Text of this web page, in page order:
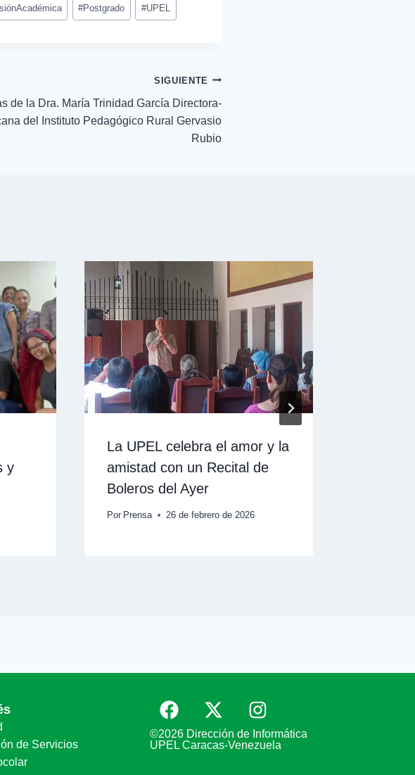
#Postgrado #UPEL
SIGUIENTE
de la Dra. María Trinidad García Directora-
del Instituto Pedagógico Rural Gervasio
Rubio
y
La UPEL celebra el amor y la
amistad con un Recital de
Boleros del Ayer
Por Prensa 26 de febrero de 2026
de Servicios
©2026 Dirección de Informática
UPEL Caracas-Venezuela